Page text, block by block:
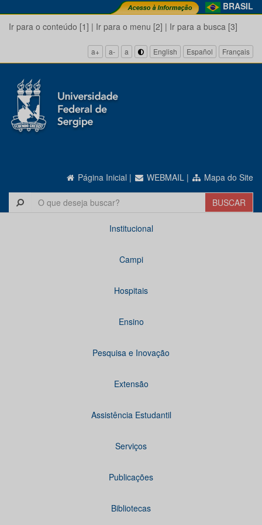
BRASIL
Ir para o conteúdo [1] | Ir para o menu [2] | Ir para a busca [3]
a+ a- a English Español Français
Página Inicial | WEBMAIL | Mapa do Site
Institucional
Campi
Hospitais
Ensino
Pesquisa e Inovação
Extensão
Assistência Estudantil
Serviços
Publicações
Bibliotecas